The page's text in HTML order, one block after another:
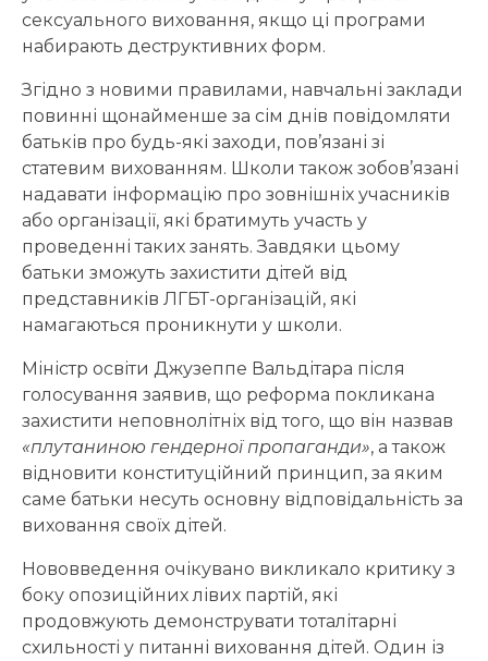
сексуального виховання, якщо ці програми
набирають деструктивних форм.
Згідно з новими правилами, навчальні заклади
повинні щонайменше за сім днів повідомляти
батьків про будь-які заходи, пов’язані зі
статевим вихованням. Школи також зобов’язані
надавати інформацію про зовнішніх учасників
або організації, які братимуть участь у
проведенні таких занять. Завдяки цьому
батьки зможуть захистити дітей від
представників ЛГБТ-організацій, які
намагаються проникнути у школи.
Міністр освіти Джузеппе Вальдітара після
голосування заявив, що реформа покликана
захистити неповнолітніх від того, що він назвав
«плутаниною гендерної пропаганди», а також
відновити конституційний принцип, за яким
саме батьки несуть основну відповідальність за
виховання своїх дітей.
Нововведення очікувано викликало критику з
боку опозиційних лівих партій, які
продовжують демонструвати тоталітарні
схильності у питанні виховання дітей. Один із